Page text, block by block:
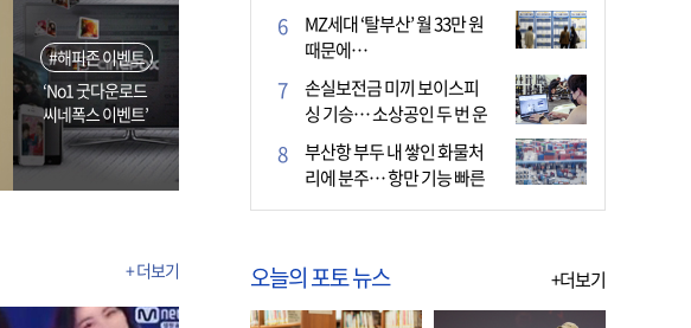
#해피존 이벤트
‘No1 굿다운로드
씨네폭스 이벤트’
+ 더보기
MZ세대 ‘탈부산’ 월 33만 원
때문에…
손실보전금 미끼 보이스피
싱 기승… 소상공인 두 번 운
다
부산항 부두 내 쌓인 화물처
리에 분주… 항만 기능 빠른
회복세
오늘의 포토 뉴스 +더보기